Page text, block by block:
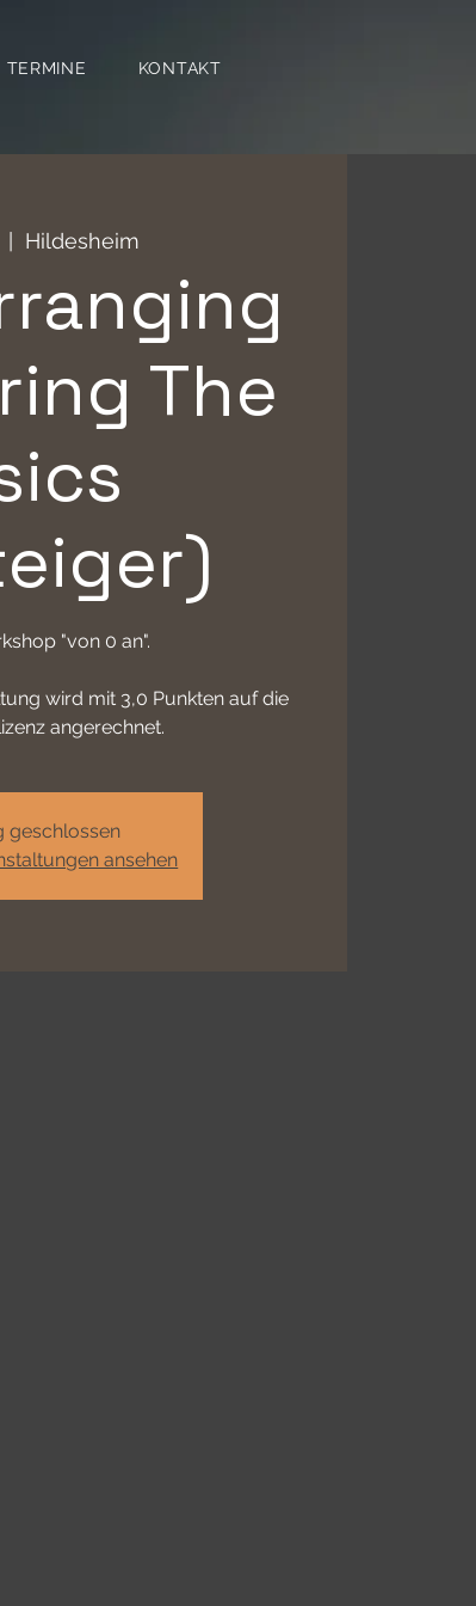
TERMINE KONTAKT
Hildesheim
The
"von 0 an".
wird mit 3,0 Punkten auf die
angerechnet.
geschlossen
ansehen